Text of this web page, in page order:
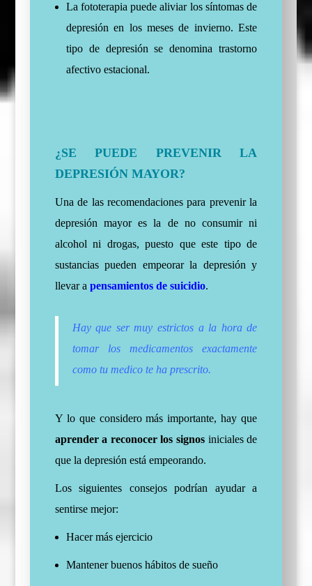
La fototerapia puede aliviar los síntomas de
depresión en los meses de invierno. Este
tipo de depresión se denomina trastorno
afectivo estacional.
¿SE PUEDE PREVENIR LA
DEPRESIÓN MAYOR?
Una de las recomendaciones para prevenir la
depresión mayor es la de no consumir ni
alcohol ni drogas, puesto que este tipo de
sustancias pueden empeorar la depresión y
llevar a pensamientos de suicidio.
Hay que ser muy estrictos a la hora de
tomar los medicamentos exactamente
como tu medico te ha prescrito.
Y lo que considero más importante, hay que
aprender a reconocer los signos iniciales de
que la depresión está empeorando.
Los siguientes consejos podrían ayudar a
sentirse mejor:
Hacer más ejercicio
Mantener buenos hábitos de sueño